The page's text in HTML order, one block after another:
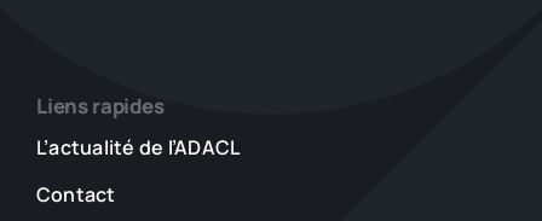
Liens rapides
L’actualité de l’ADACL
Contact